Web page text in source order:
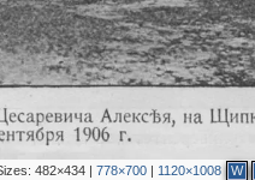
482×434| 778×700| 1120×1008 W